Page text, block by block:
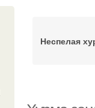
Неспелая